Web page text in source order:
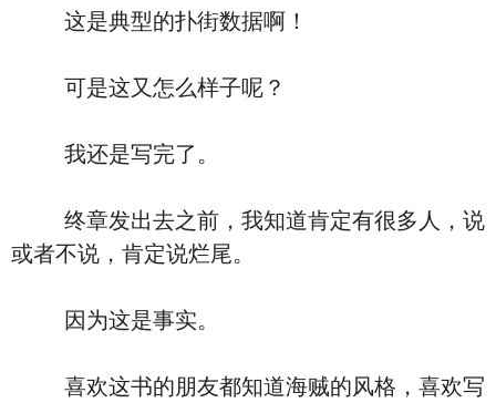
这是典型的扑街数据啊！
可是这又怎么样子呢？
我还是写完了。
终章发出去之前，我知道肯定有很多人，说
或者不说，肯定说烂尾。
因为这是事实。
喜欢这书的朋友都知道海贼的风格，喜欢写